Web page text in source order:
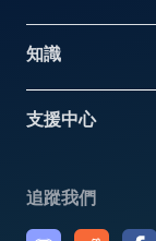
知識
支援中心
追蹤我們